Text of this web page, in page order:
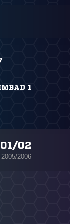
1
01/02
2006